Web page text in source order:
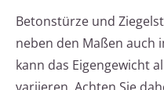
Betonstürze und
neben den Maßen auch
kann das Eigengewicht